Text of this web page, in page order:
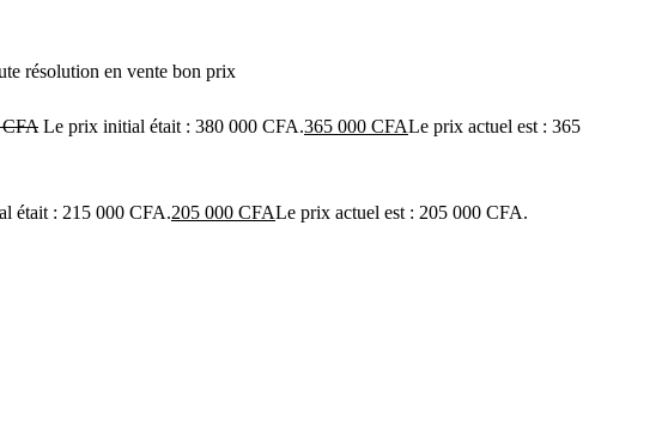
résolution en vente bon prix
CFA Le prix initial était : 380 000 CFA.365 000 CFALe prix actuel est : 365
était : 215 000 CFA.205 000 CFALe prix actuel est : 205 000 CFA.